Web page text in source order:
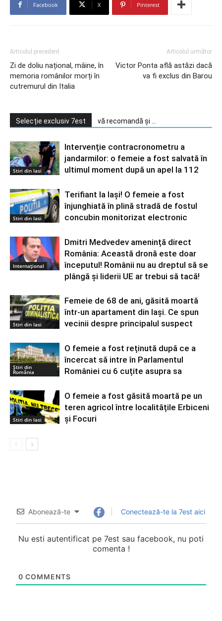
Facebook X Pinterest
Articolul precedent
Zi de doliu național, mâine, în
memoria românilor morți în
cutremurul din Italia
Articolul următor
Victor Ponta află astăzi dacă
va fi exclus din Barou
Selecție exclusiv 7est vă recomandă și ...
Stiri din Iasi
Intervenție contracronometru a
jandarmilor: o femeie a fost salvată în
ultimul moment după un apel la 112
Stiri din Iasi
Terifiant la Iași! O femeie a fost
înjunghiată în plină stradă de fostul
concubin monitorizat electronic
Internațional
Dmitri Medvedev amenință direct
România: Această dronă este doar
începutul! Românii nu au dreptul să se
plângă și liderii UE ar trebui să tacă!
Stiri din Iasi
Femeie de 68 de ani, găsită moartă
într-un apartament din Iaşi. Ce spun
vecinii despre principalul suspect
Știri din
România
O femeie a fost reținută după ce a
încercat să intre în Parlamentul
României cu 6 cuțite asupra sa
Stiri din Iasi
O femeie a fost găsită moartă pe un
teren agricol între localitățile Erbiceni
și Focuri
Abonează-te Conectează-te la 7est aici
Nu esti autentificat pe 7est sau facebook, nu poti
comenta !
0 COMMENTS